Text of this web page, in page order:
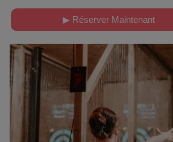
▶ Réserver Maintenant